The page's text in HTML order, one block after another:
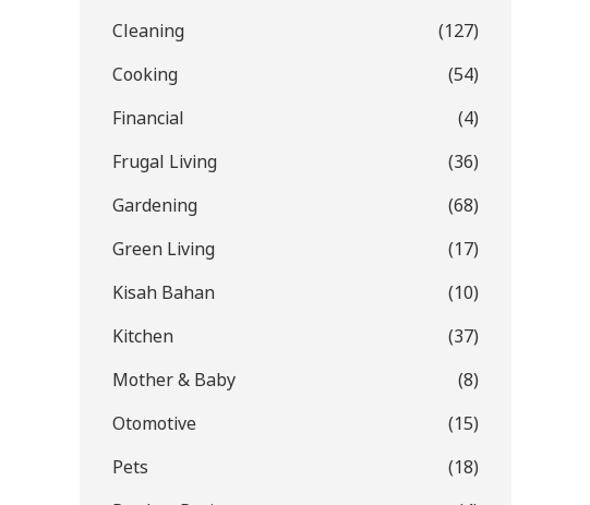
Cleaning
(127)
Cooking
(54)
Financial
(4)
Frugal Living
(36)
Gardening
(68)
Green Living
(17)
Kisah Bahan
(10)
Kitchen
(37)
Mother & Baby
(8)
Otomotive
(15)
Pets
(18)